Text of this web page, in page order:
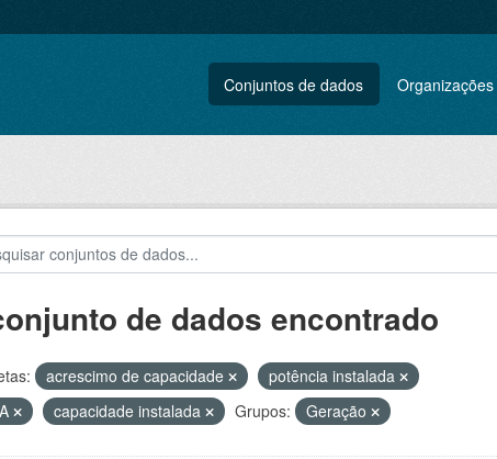
Conjuntos de dados Organizações
de dados encontrado
acrescimo de capacidade
potência instalada
capacidade instalada Grupos: Geração